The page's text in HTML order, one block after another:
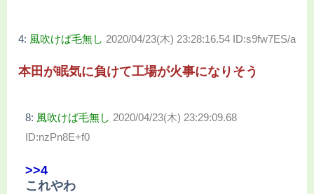
4: 風吹けば毛無し 2020/04/23(木) 23:28:16.54 ID:s9fw7ES/a
本田が眠気に負けて工場が火事になりそう
8: 風吹けば毛無し 2020/04/23(木) 23:29:09.68
ID:nzPn8E+f0
>>4
これやわ